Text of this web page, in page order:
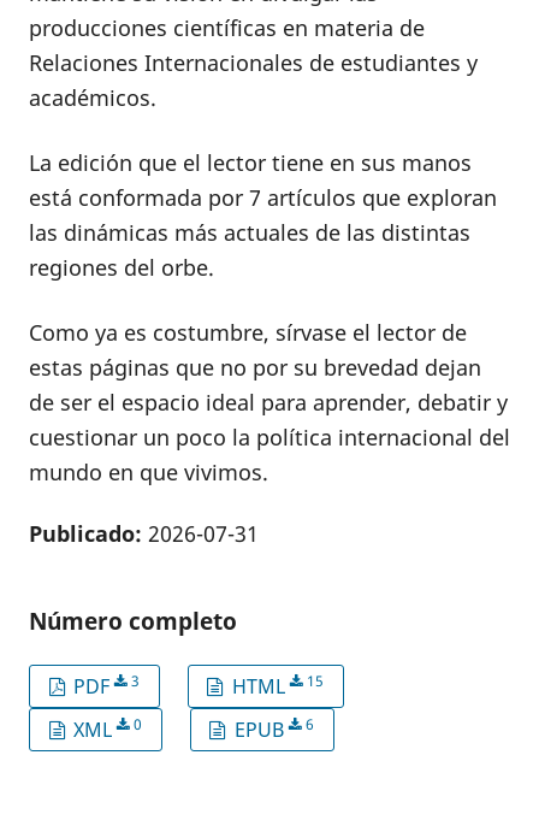
producciones científicas en materia de
Relaciones Internacionales de estudiantes y
académicos.
La edición que el lector tiene en sus manos
está conformada por 7 artículos que exploran
las dinámicas más actuales de las distintas
regiones del orbe.
Como ya es costumbre, sírvase el lector de
estas páginas que no por su brevedad dejan
de ser el espacio ideal para aprender, debatir y
cuestionar un poco la política internacional del
mundo en que vivimos.
Publicado: 2026-07-31
Número completo
PDF 3 HTML 15
XML 0 EPUB 6